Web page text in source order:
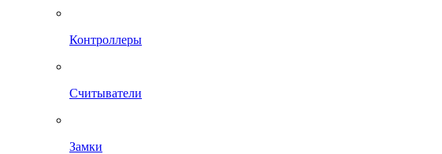
Контроллеры
Считыватели
Замки